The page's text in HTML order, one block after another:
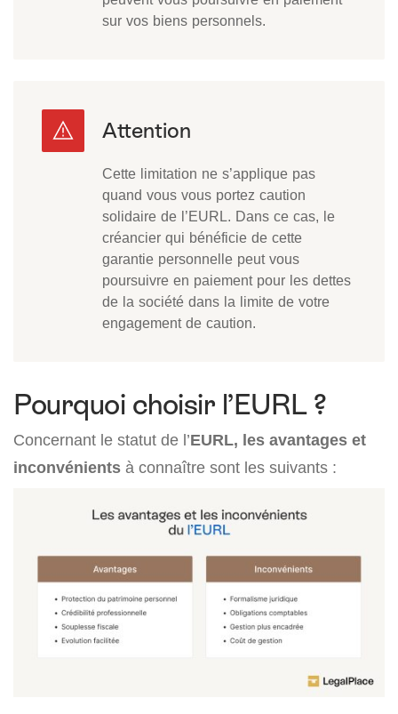
sur vos biens personnels.
Cette limitation ne s’applique pas
quand vous vous portez caution
solidaire de l’EURL. Dans ce cas, le
créancier qui bénéficie de cette
garantie personnelle peut vous
poursuivre en paiement pour les dettes
de la société dans la limite de votre
engagement de caution.
Pourquoi choisir l’EURL ?
Concernant le statut de l’EURL, les avantages et
inconvénients à connaître sont les suivants :